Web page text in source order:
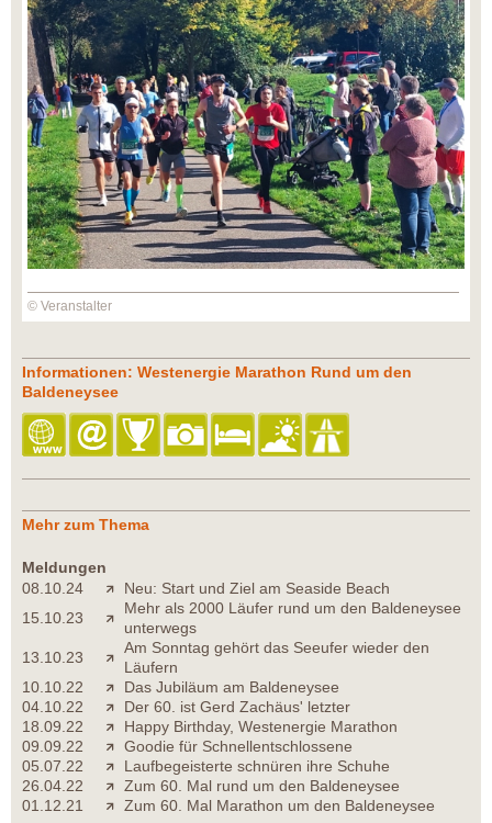
© Veranstalter
Informationen: Westenergie Marathon Rund um den
Baldeneysee
Mehr zum Thema
Meldungen
08.10.24
Neu: Start und Ziel am Seaside Beach
15.10.23
Mehr als 2000 Läufer rund um den Baldeneysee
unterwegs
13.10.23
Am Sonntag gehört das Seeufer wieder den
Läufern
10.10.22
Das Jubiläum am Baldeneysee
04.10.22
Der 60. ist Gerd Zachäus' letzter
18.09.22
Happy Birthday, Westenergie Marathon
09.09.22
Goodie für Schnellentschlossene
05.07.22
Laufbegeisterte schnüren ihre Schuhe
26.04.22
Zum 60. Mal rund um den Baldeneysee
01.12.21
Zum 60. Mal Marathon um den Baldeneysee